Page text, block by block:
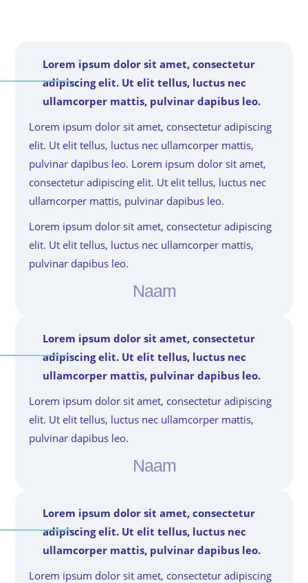
Lorem ipsum dolor sit amet, consectetur
adipiscing elit. Ut elit tellus, luctus nec
ullamcorper mattis, pulvinar dapibus leo.
Lorem ipsum dolor sit amet, consectetur adipiscing
elit. Ut elit tellus, luctus nec ullamcorper mattis,
pulvinar dapibus leo. Lorem ipsum dolor sit amet,
consectetur adipiscing elit. Ut elit tellus, luctus nec
ullamcorper mattis, pulvinar dapibus leo.
Lorem ipsum dolor sit amet, consectetur adipiscing
elit. Ut elit tellus, luctus nec ullamcorper mattis,
pulvinar dapibus leo.
Naam
Lorem ipsum dolor sit amet, consectetur
adipiscing elit. Ut elit tellus, luctus nec
ullamcorper mattis, pulvinar dapibus leo.
Lorem ipsum dolor sit amet, consectetur adipiscing
elit. Ut elit tellus, luctus nec ullamcorper mattis,
pulvinar dapibus leo.
Naam
Lorem ipsum dolor sit amet, consectetur
adipiscing elit. Ut elit tellus, luctus nec
ullamcorper mattis, pulvinar dapibus leo.
Lorem ipsum dolor sit amet, consectetur adipiscing